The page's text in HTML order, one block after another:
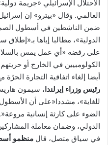
الاحتلال الإسرائيلي «جريمة
العالمي. وقال «بيترو» إن
ضمن الناشطين في أسطول
الدولية»، مطالبا إياها
على رفضه «أي عمل يمس
الكولومبيين في الخارج أو
أيضا إلغاء اتفاقية التجارة
رئيس وزراء إيرلندا، سيمون
للغاية»، مشددا«على أن
الضوء على كارثة إنسانية
الدولي، وضمان معاملة
في سياق متصل، قال منظمو